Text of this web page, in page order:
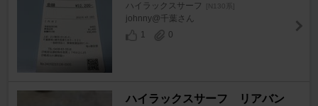
ハイラックスサーフ [N130系]
johnny@千葉さん
1
0
ハイラックスサーフ リアバン